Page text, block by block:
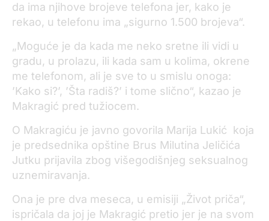
da ima njihove brojeve telefona jer, kako je
rekao, u telefonu ima „sigurno 1.500 brojeva“.
„Moguće je da kada me neko sretne ili vidi u
gradu, u prolazu, ili kada sam u kolima, okrene
me telefonom, ali je sve to u smislu onoga:
’Kako si?’, ’Šta radiš?’ i tome slično“, kazao je
Makragić pred tužiocem.
O Makragiću je javno govorila Marija Lukić koja
je predsednika opštine Brus Milutina Jeličića
Jutku prijavila zbog višegodišnjeg seksualnog
uznemiravanja.
Ona je pre dva meseca, u emisiji „Život priča“,
ispričala da joj je Makragić pretio jer je na svom